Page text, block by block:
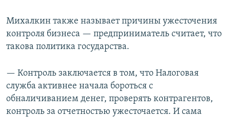
Михалкин также называет причины ужесточения
контроля бизнеса — предприниматель считает, что
такова политика государства.
— Контроль заключается в том, что Налоговая
служба активнее начала бороться с
обналичиванием денег, проверять контрагентов,
контроль за отчетностью ужесточается. И сама